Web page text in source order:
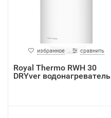
избранное сравнить
Royal Thermo RWH 30
DRYver водонагреватель